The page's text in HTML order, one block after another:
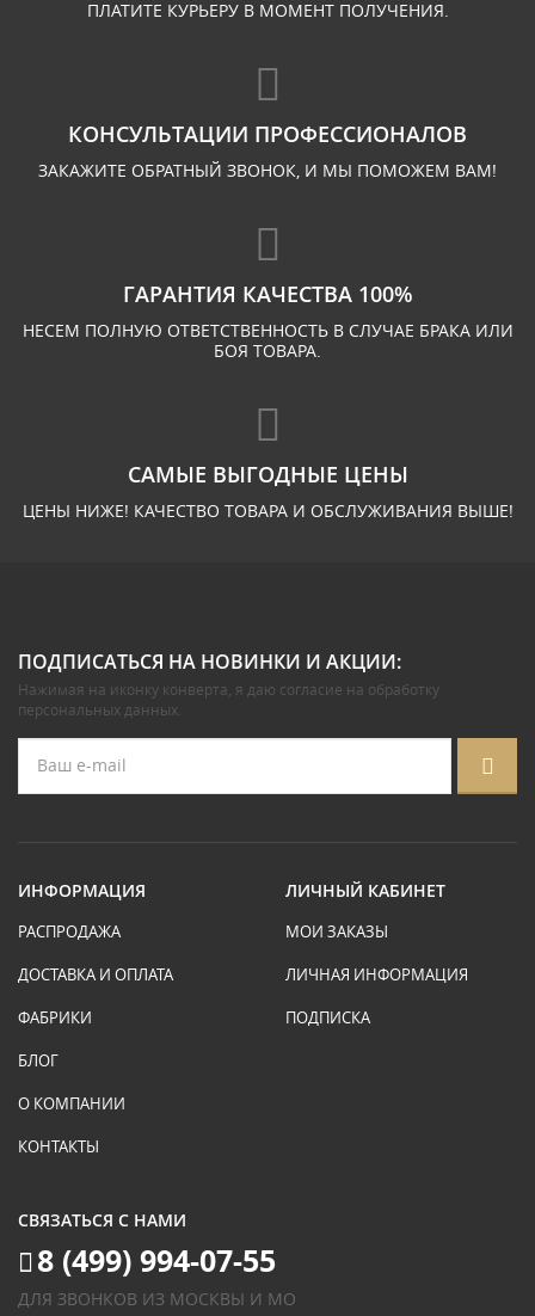
ПЛАТИТЕ КУРЬЕРУ В МОМЕНТ ПОЛУЧЕНИЯ.
КОНСУЛЬТАЦИИ ПРОФЕССИОНАЛОВ
ЗАКАЖИТЕ ОБРАТНЫЙ ЗВОНОК, И МЫ ПОМОЖЕМ ВАМ!
ГАРАНТИЯ КАЧЕСТВА 100%
НЕСЕМ ПОЛНУЮ ОТВЕТСТВЕННОСТЬ В СЛУЧАЕ БРАКА ИЛИ
БОЯ ТОВАРА.
САМЫЕ ВЫГОДНЫЕ ЦЕНЫ
ЦЕНЫ НИЖЕ! КАЧЕСТВО ТОВАРА И ОБСЛУЖИВАНИЯ ВЫШЕ!
ПОДПИСАТЬСЯ НА НОВИНКИ И АКЦИИ:
Нажимая на иконку конверта, я даю согласие на обработку
персональных данных.
ИНФОРМАЦИЯ
РАСПРОДАЖА
ДОСТАВКА И ОПЛАТА
ФАБРИКИ
БЛОГ
О КОМПАНИИ
КОНТАКТЫ
ЛИЧНЫЙ КАБИНЕТ
МОИ ЗАКАЗЫ
ЛИЧНАЯ ИНФОРМАЦИЯ
ПОДПИСКА
СВЯЗАТЬСЯ С НАМИ
8 (499) 994-07-55
ДЛЯ ЗВОНКОВ ИЗ МОСКВЫ И МО